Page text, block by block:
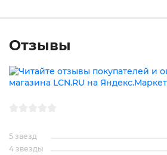
Отзывы
5 звезд
4 звезды